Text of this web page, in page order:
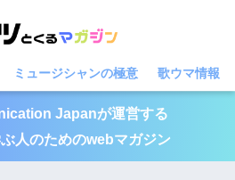
ミュージシャンの極意 歌ウマ情報
Japanが運営する
人のためのwebマガジン